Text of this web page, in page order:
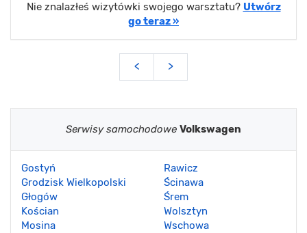
Nie znalazłeś wizytówki swojego warsztatu? Utwórz
go teraz »
< >
Serwisy samochodowe Volkswagen
Gostyń
Grodzisk Wielkopolski
Głogów
Kościan
Mosina
Rawicz
Ścinawa
Śrem
Wolsztyn
Wschowa